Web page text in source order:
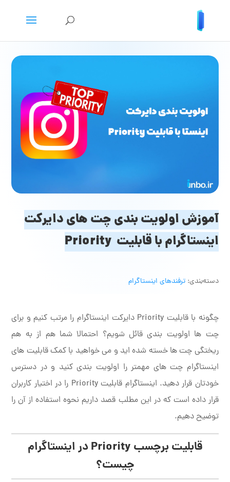
آموزش اولویت بندی چت های دایرکت
اینستاگرام با قابلیت Priority
دسته‌بندی:ترفندهای اینستاگرام
چگونه با قابلیت Priority دایرکت اینستاگرام را مرتب کنیم و برای
چت ها اولویت بندی قائل شویم؟ احتمالا شما هم از به هم
ریختگی چت ها خسته شده اید و می خواهید با کمک قابلیت های
اینستاگرام چت های مهمتر را اولویت بندی کنید و در دسترس
خودتان قرار دهید. اینستاگرام قابلیت Priority را در اختیار کاربران
قرار داده است که در این مطلب قصد داریم نحوه استفاده از آن را
توضیح دهیم.
قابلیت برچسب
در اینستاگرام
چیست؟